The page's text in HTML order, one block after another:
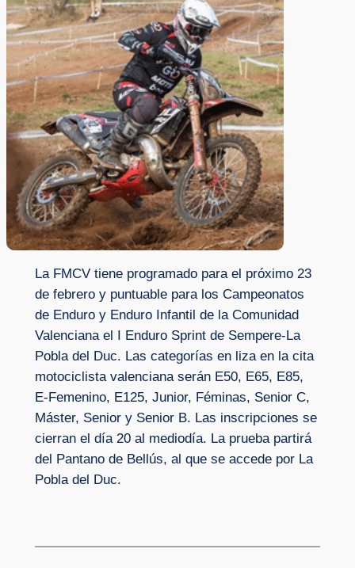
La FMCV tiene programado para el próximo 23
de febrero y puntuable para los Campeonatos
de Enduro y Enduro Infantil de la Comunidad
Valenciana el I Enduro Sprint de Sempere-La
Pobla del Duc. Las categorías en liza en la cita
motociclista valenciana serán E50, E65, E85,
E-Femenino, E125, Junior, Féminas, Senior C,
Máster, Senior y Senior B. Las inscripciones se
cierran el día 20 al mediodía. La prueba partirá
del Pantano de Bellús, al que se accede por La
Pobla del Duc.